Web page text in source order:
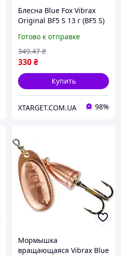
Блесна Blue Fox Vibrax
Original BF5 S 13 г (BF5 S)
Готово к отправке
330₴
349.47 ₴
Купить
XTARGET.COM.UA 98%
Мормышка
вращающаяся Vibrax Blue